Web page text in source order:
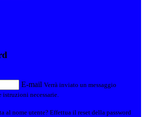
E-mail Verrà inviato un messaggio
necessarie.
al nome utente? Effettua il reset della password